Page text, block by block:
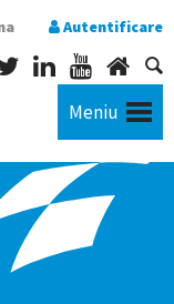
Autentificare
Meniu